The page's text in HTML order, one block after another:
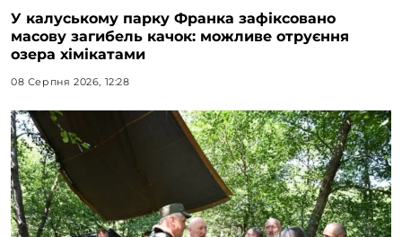
У калуському парку Франка зафіксовано
масову загибель качок: можливе отруєння
озера хімікатами
08 Серпня 2026, 12:28